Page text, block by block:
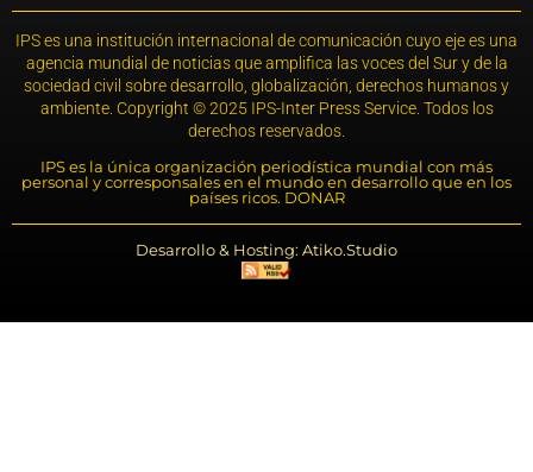
IPS es una institución internacional de comunicación cuyo eje es una
agencia mundial de noticias que amplifica las voces del Sur y de la
sociedad civil sobre desarrollo, globalización, derechos humanos y
ambiente. Copyright © 2025 IPS-Inter Press Service. Todos los
derechos reservados.
IPS es la única organización periodística mundial con más
personal y corresponsales en el mundo en desarrollo que en los
países ricos. DONAR
Desarrollo & Hosting: Atiko.Studio